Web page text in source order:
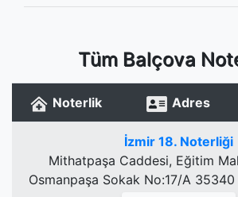
Tüm Balçova
Noterlik Adres
İzmir 18. Noterliği
Mithatpaşa Caddesi, Eğitim
Osmanpaşa Sokak No:17/A